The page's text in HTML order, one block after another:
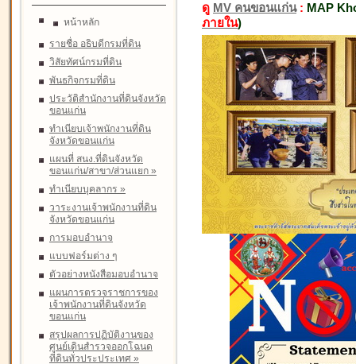
หน้าหลัก
รายชื่อ อธิบดีกรมที่ดิน
วิสัยทัศน์กรมที่ดิน
พันธกิจกรมที่ดิน
ประวัติสำนักงานที่ดินจังหวัด
ขอนแก่น
ทำเนียบเจ้าพนักงานที่ดิน
จังหวัดขอนแก่น
แผนที่ สนง.ที่ดินจังหวัด
ขอนแก่น/สาขา/ส่วนแยก »
ทำเนียบบุคลากร »
วาระงานเจ้าพนักงานที่ดิน
จังหวัดขอนแก่น
การมอบอำนาจ
แบบฟอร์มต่าง ๆ
ตัวอย่างหนังสือมอบอำนาจ
แผนการตรวจราชการของ
เจ้าพนักงานที่ดินจังหวัด
ขอนแก่น
สรุปผลการปฏิบัติงานของ
ศูนย์เดินสำรวจออกโฉนด
ที่ดินทั่วประประเทศ »
ดู MV คนขอนแก่น: MAP
ภายใน)